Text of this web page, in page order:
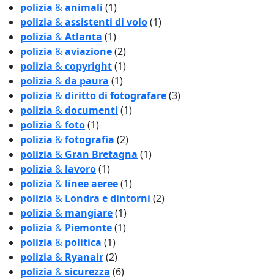
polizia &animali (1)
polizia &assistenti di volo(1)
polizia &Atlanta (1)
polizia &aviazione(2)
polizia &copyright(1)
polizia &da paura (1)
polizia &diritto di fotografare(3)
polizia &documenti (1)
polizia &foto(1)
polizia &fotografia (2)
polizia & Gran Bretagna (1)
polizia & lavoro(1)
polizia & linee aeree(1)
polizia & Londra e dintorni (2)
polizia & mangiare(1)
polizia & Piemonte(1)
polizia & politica (1)
polizia & Ryanair(2)
polizia &sicurezza (6)